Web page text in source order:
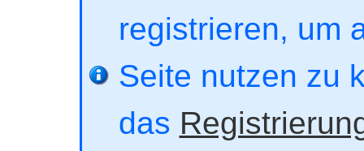
registrieren, um
Seite nutzen zu
das